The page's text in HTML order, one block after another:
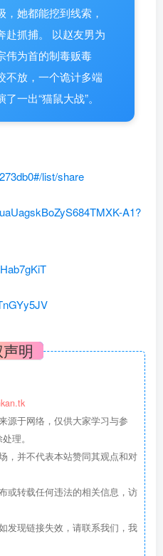
她都能挖到线索，
赴抓捕。 以赵友男为
伟为首的制毒贩毒
不放，一个诡计多端
一出“猫鼠大战”。
list/share
A1?
明
源于网络，仅供大家学习与参
理。
，并不代表本站赞同其观点和对
或转载任何违法的相关信息，访
发现链接失效，请联系我们，我